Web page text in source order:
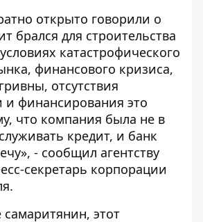
открыто говорили о
брался для строительства
катастрофического
финансового кризиса,
отсутствия
и финансирования это
что компания была не в
кредит, и банк
- сообщил агентству
секретарь корпорации
этот